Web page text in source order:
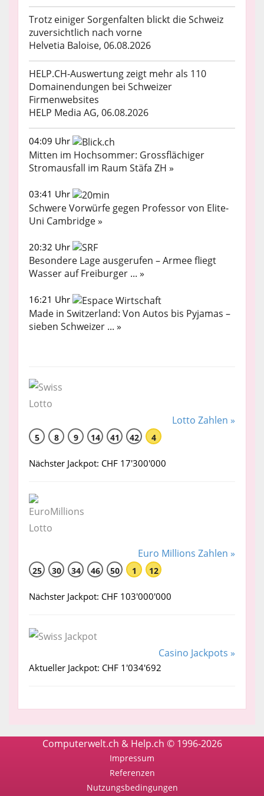
Trotz einiger Sorgenfalten blickt die Schweiz
zuversichtlich nach vorne
Helvetia Baloise, 06.08.2026
HELP.CH-Auswertung zeigt mehr als 110
Domainendungen bei Schweizer
Firmenwebsites
HELP Media AG, 06.08.2026
04:09 Uhr
Mitten im Hochsommer: Grossflächiger
Stromausfall im Raum Stäfa ZH »
03:41 Uhr
Schwere Vorwürfe gegen Professor von Elite-
Uni Cambridge »
20:32 Uhr
Besondere Lage ausgerufen – Armee fliegt
Wasser auf Freiburger ... »
16:21 Uhr
Made in Switzerland: Von Autos bis Pyjamas –
sieben Schweizer ... »
Lotto Zahlen »
5 8 9 14 41 42 4
Nächster Jackpot: CHF 17'300'000
Euro Millions Zahlen »
25 30 34 46 50 1 12
Nächster Jackpot: CHF 103'000'000
Casino Jackpots »
Aktueller Jackpot: CHF 1'034'692
Computerwelt.ch & Help.ch © 1996-2026
Impressum
Referenzen
Nutzungsbedingungen